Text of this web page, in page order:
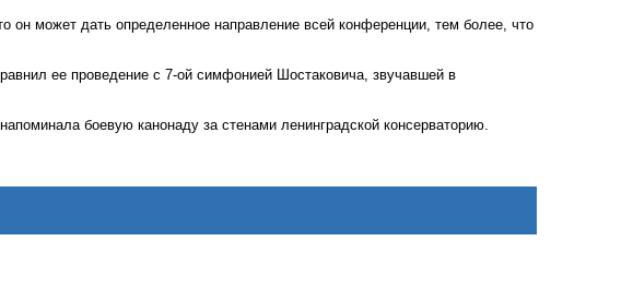
он может дать определенное направление всей конференции, тем более, что
ее проведение с 7-ой симфонией Шостаковича, звучавшей в
боевую канонаду за стенами ленинградской консерваторию.